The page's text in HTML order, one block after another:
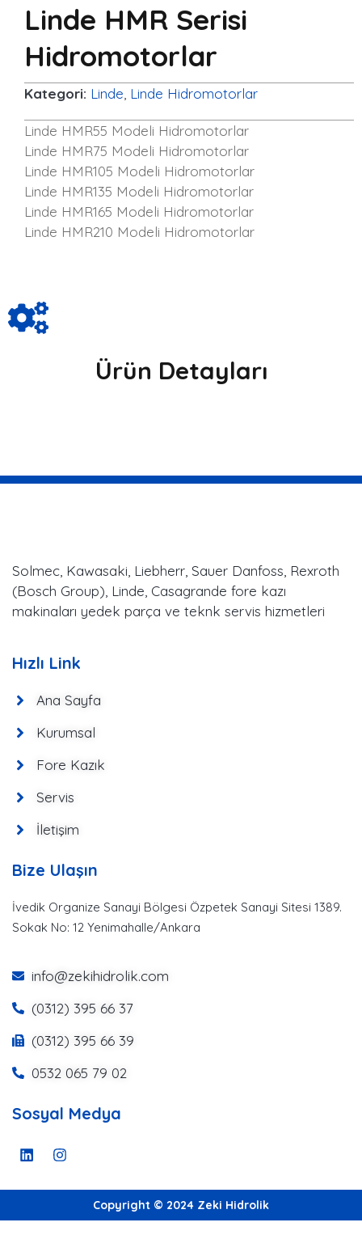
Linde HMR Serisi
Hidromotorlar
Kategori: Linde Linde Hidromotorlar
Linde HMR55 Modeli Hidromotorlar
Linde HMR75 Modeli Hidromotorlar
Linde HMR105 Modeli Hidromotorlar
Linde HMR135 Modeli Hidromotorlar
Linde HMR165 Modeli Hidromotorlar
Linde HMR210 Modeli Hidromotorlar
Ürün Detayları
Solmec, Kawasaki, Liebherr, Sauer Danfoss, Rexroth
(Bosch Group), Linde, Casagrande fore kazı
makinaları yedek parça ve teknk servis hizmetleri
Hızlı Link
Ana Sayfa
Kurumsal
Fore Kazık
Servis
İletişim
Bize Ulaşın
İvedik Organize Sanayi Bölgesi Özpetek Sanayi Sitesi 1389.
Sokak No: 12 Yenimahalle/Ankara
info@zekihidrolik.com
(0312) 395 66 37
(0312) 395 66 39
0532 065 79 02
Sosyal Medya
Copyright © 2024 Zeki Hidrolik